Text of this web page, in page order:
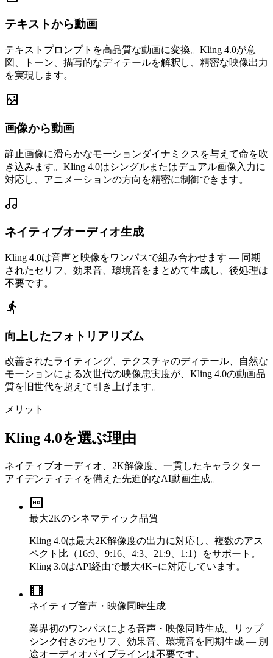
テキストから動画
テキストプロンプトを高品質な動画に変換。Kling 4.0が意
図、トーン、描写的なディテールを解釈し、精密な映像出力
を実現します。
画像から動画
静止画像に滑らかなモーションダイナミクスを与えて命を吹
き込みます。Kling 4.0はシングルまたはデュアル画像入力に
対応し、アニメーションの方向を精密に制御できます。
ネイティブオーディオ生成
Kling 4.0は音声と映像をワンパスで組み合わせます — 同期
されたセリフ、効果音、環境音をまとめて生成し、後処理は
不要です。
向上したフォトリアリズム
改善されたライティング、テクスチャのディテール、自然な
モーションによる次世代の映像忠実度が、Kling 4.0の動画品
質を旧世代を超えて引き上げます。
メリット
Kling 4.0を選ぶ理由
ネイティブオーディオ、2K解像度、一貫したキャラクター
アイデンティティを備えた先進的なAI動画生成。
最大2Kのシネマティック品質
Kling 4.0は最大2K解像度の出力に対応し、複数のアス
ペクト比（16:9、9:16、4:3、21:9、1:1）をサポート。
Kling 3.0はAPI経由で最大4K+に対応しています。
ネイティブ音声・映像同時生成
業界初のワンパスによる音声・映像同時生成。リップ
シンク付きのセリフ、効果音、環境音を同期生成 — 別
途オーディオパイプラインは不要です。